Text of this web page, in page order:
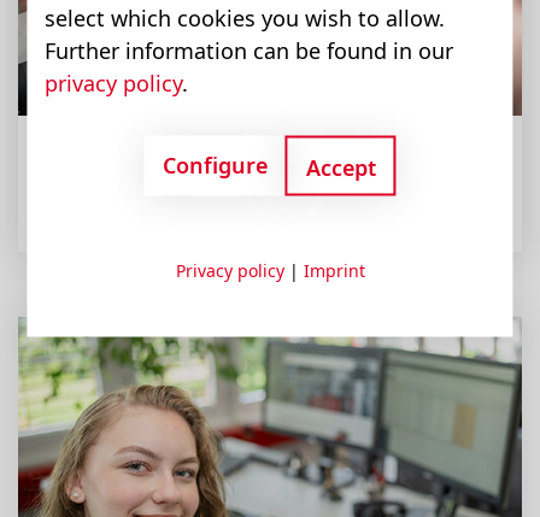
Die richtige Menge zur richtigen Zeit am richtigen Ort
select which cookies you wish to allow.
Further information can be found in our
privacy policy.
Configure Accept
Privacy policy| Imprint